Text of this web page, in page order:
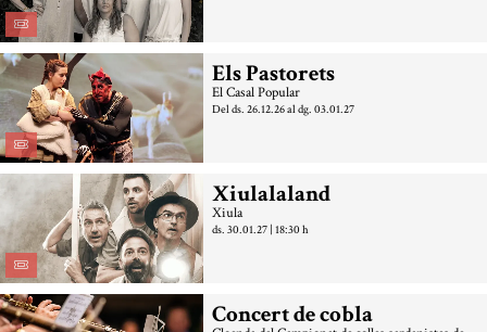
Els Pastorets
El Casal Popular
Del ds. 26.12.26al dg. 03.01.27
Xiulalaland
Xiula
ds. 30.01.27| 18:30 h
Concert de cobla